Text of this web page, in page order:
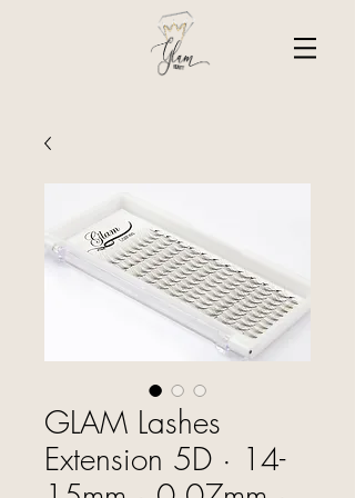
GLAM Lashes
Extension 5D · 14-